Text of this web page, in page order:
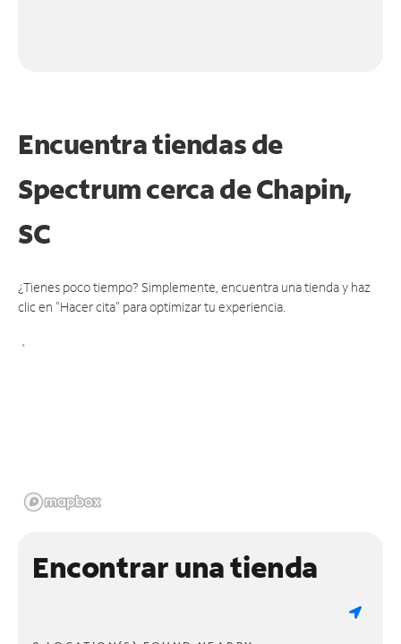
Encuentra tiendas de
Spectrum cerca deChapin,
SC
¿Tienes poco tiempo? Simplemente, encuentra una tienda y haz
clic en "Hacer cita" para optimizar tu experiencia.
Encontrar una tienda